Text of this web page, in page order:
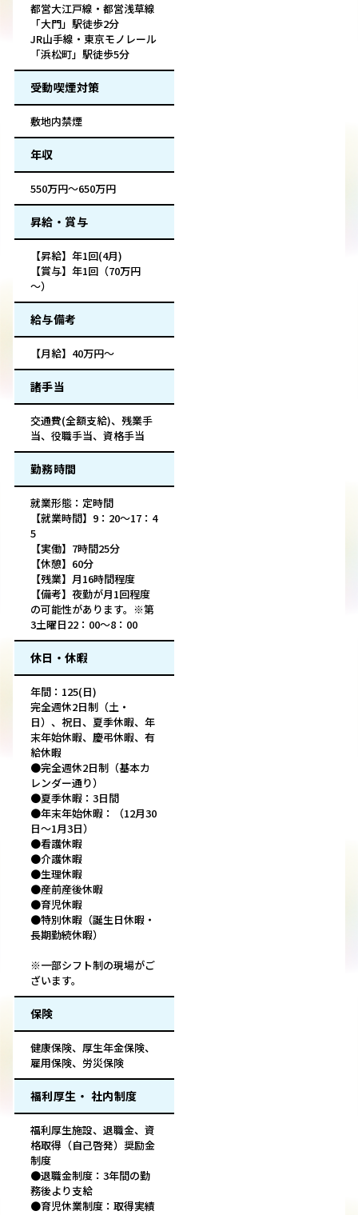
都営大江戸線・都営浅草線
「大門」駅徒歩2分
JR山手線・東京モノレール
「浜松町」駅徒歩5分
受動喫煙対策
敷地内禁煙
年収
550万円～650万円
昇給・賞与
【昇給】年1回(4月)
【賞与】年1回（70万円
～）
給与備考
【月給】40万円～
諸手当
交通費(全額支給)、残業手
当、役職手当、資格手当
勤務時間
就業形態：定時間
【就業時間】9：20～17：4
5
【実働】7時間25分
【休憩】60分
【残業】月16時間程度
【備考】夜勤が月1回程度
の可能性があります。※第
3土曜日22：00～8：00
休日・休暇
年間：125(日)
完全週休2日制（土・
日）、祝日、夏季休暇、年
末年始休暇、慶弔休暇、有
給休暇
●完全週休2日制（基本カ
レンダー通り）
●夏季休暇：3日間
●年末年始休暇：（12月30
日～1月3日）
●看護休暇
●介護休暇
●生理休暇
●産前産後休暇
●育児休暇
●特別休暇（誕生日休暇・
長期勤続休暇）
※一部シフト制の現場がご
ざいます。
保険
健康保険、厚生年金保険、
雇用保険、労災保険
福利厚生・ 社内制度
福利厚生施設、退職金、資
格取得（自己啓発）奨励金
制度
●退職金制度：3年間の勤
務後より支給
●育児休業制度：取得実績